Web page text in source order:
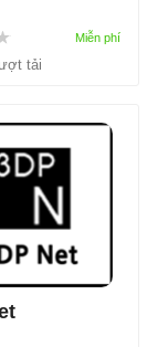
GA-G31M-ES2L
Driver
tải